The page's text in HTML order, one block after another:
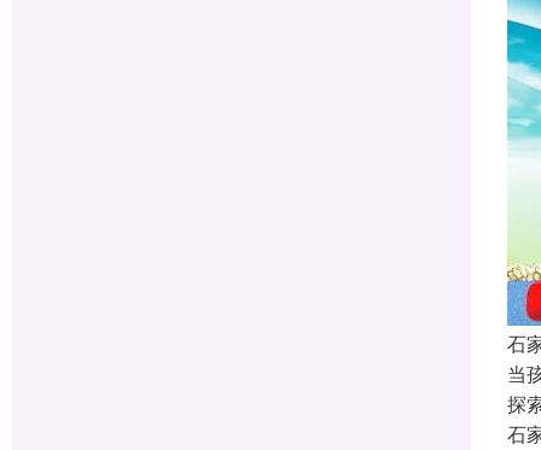
石
当
探
石